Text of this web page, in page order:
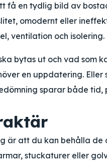
en tydlig bild av
omodernt eller
ventilation och isolering.
bytas ut och vad som
en uppdatering. Eller
sparar både tid,
är att du kan behålla
stuckaturer eller